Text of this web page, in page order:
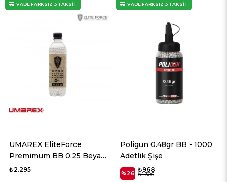
UMAREX EliteForce
Premimum BB 0,25 Beyaz
2700 Adet
₺2.295
VADE FARKSIZ 3 TAKSİT
Poligun 0.48gr BB - 1000
Adetlik Şişe
%26 ₺968
₺1.306
VADE FARKSIZ 3 TAKSİT